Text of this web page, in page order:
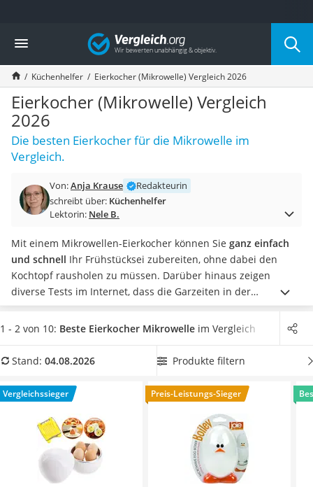
Die beliebtesten Vergleiche nach Kategorie
Haushalt
Wassersprudler
Zentralstaubsauger
Brotbackautomat
Wischroboter
Wäschespinne
Industriestaubsauger
Spülmaschinentabs
Eierkocher
AEG-Waschmaschine
Saug-Wisch-Roboter
Handstaubsauger
Milchaufschäumer
Kondenstrockner
Reiskocher
Heißwasserspender
Ecovacs-Saugroboter
Messerschärfer
Service
Vergleich
Küchenhelfer Eierkocher (Mikrowelle) Vergleich 2026
Eierkocher (Mikrowelle) Vergleich
2026
Die besten Eierkocher für die Mikrowelle im
Vergleich.
Von:Anja Krause
Redakteurin
schreibt über: Küchenhelfer
Lektorin: Nele B.
Mit einem Mikrowellen-Eierkocher können Sie ganz einfach
und schnell Ihr Frühstücksei zubereiten, ohne dabei den
Kochtopf rausholen zu müssen. Darüber hinaus zeigen
diverse Tests im Internet, dass die Garzeiten in der
Mikrowelle verhältnismäßig kurz sind.Je nach Modell ist ein
Eierkocher für die Mikrowelleauf verschiedene Eier-
ein Ei aus unserer Vergleichstabelle aus, wenn Sie in einem
2026 besonders das Modell
Aloskart Kreative Hühnerform
mit seinen Eigenschaften.
1 - 2 von 10: Beste Eierkocher Mikrowelle im Vergleich
Stand: 04.08.2026 Produkte filtern
Vergleichssieger Preis-Leistungs-Sieger